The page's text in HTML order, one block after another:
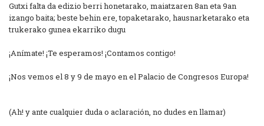
Gutxi falta da edizio berri honetarako, maiatzaren 8an eta 9an
izango baita; beste behin ere, topaketarako, hausnarketarako eta
trukerako gunea ekarriko dugu
¡Anímate! ¡Te esperamos! ¡Contamos contigo!
¡Nos vemos el 8 y 9 de mayo en el Palacio de Congresos Europa!
(Ah! y ante cualquier duda o aclaración, no dudes en llamar)